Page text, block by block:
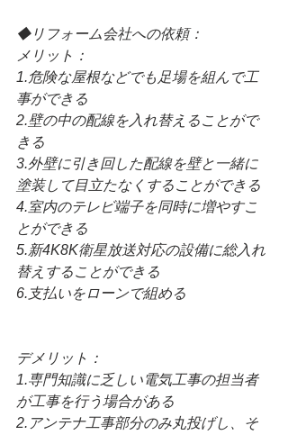
◆リフォーム会社への依頼：
メリット：
1.危険な屋根などでも足場を組んで工
事ができる
2.壁の中の配線を入れ替えることがで
きる
3.外壁に引き回した配線を壁と一緒に
塗装して目立たなくすることができる
4.室内のテレビ端子を同時に増やすこ
とができる
5.新4K8K衛星放送対応の設備に総入れ
替えすることができる
6.支払いをローンで組める
デメリット：
1.専門知識に乏しい電気工事の担当者
が工事を行う場合がある
2.アンテナ工事部分のみ丸投げし、そ